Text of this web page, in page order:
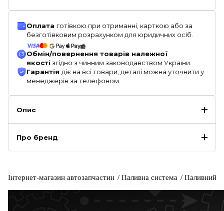
Оплата готівкою при отриманні, карткою або за
безготівковим розрахунком для юридичних осіб.
Обмін/повернення товарів належної
якості згідно з чинним законодавством України.
Гарантія діє на всі товари, деталі можна уточнити у
менеджерів за телефоном.
Опис
Про бренд
Інтернет-магазин автозапчастин Паливна система Паливний